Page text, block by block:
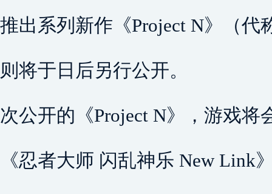
推出系列新作《Project N》（代
则将于日后另行公开。
次公开的《Project N》，游戏将
《忍者大师 闪乱神乐 New Link